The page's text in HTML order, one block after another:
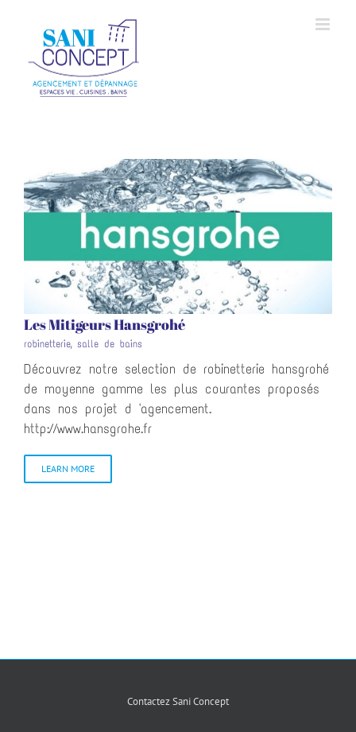
Les Mitigeurs Hansgrohé
robinetterie, salle de bains
Découvrez notre selection de robinetterie hansgrohé
de moyenne gamme les plus courantes proposés
dans nos projet d 'agencement.
http://www.hansgrohe.fr
LEARN MORE
Contactez Sani Concept